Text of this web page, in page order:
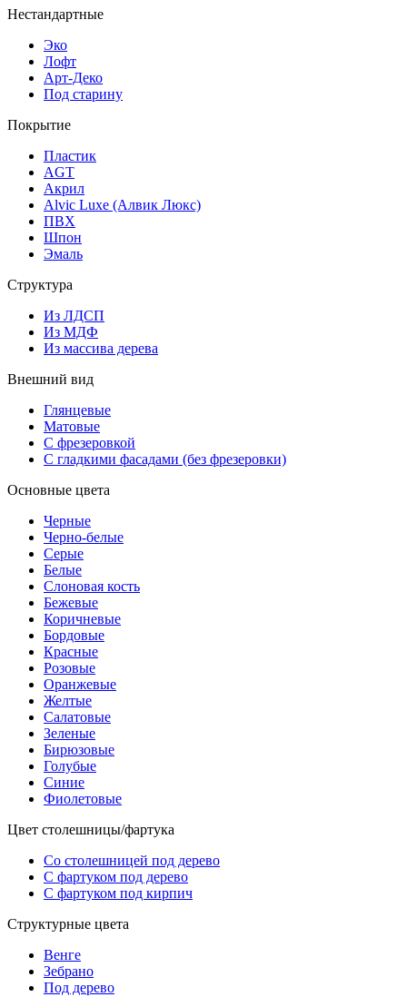
Нестандартные
Эко
Лофт
Арт-Деко
Под старину
Покрытие
Пластик
AGT
Акрил
Alvic Luxe (Алвик Люкс)
ПВХ
Шпон
Эмаль
Структура
Из ЛДСП
Из МДФ
Из массива дерева
Внешний вид
Глянцевые
Матовые
С фрезеровкой
С гладкими фасадами (без фрезеровки)
Основные цвета
Черные
Черно-белые
Серые
Белые
Слоновая кость
Бежевые
Коричневые
Бордовые
Красные
Розовые
Оранжевые
Желтые
Салатовые
Зеленые
Бирюзовые
Голубые
Синие
Фиолетовые
Цвет столешницы/фартука
Со столешницей под дерево
С фартуком под дерево
С фартуком под кирпич
Структурные цвета
Венге
Зебрано
Под дерево